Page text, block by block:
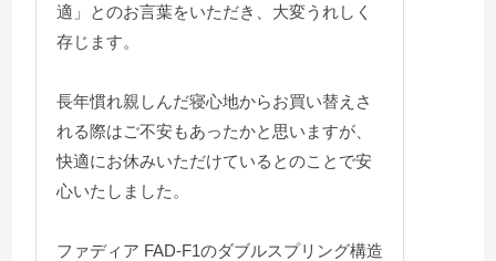
適」とのお言葉をいただき、大変うれしく
存じます。
長年慣れ親しんだ寝心地からお買い替えさ
れる際はご不安もあったかと思いますが、
快適にお休みいただけているとのことで安
心いたしました。
ファディア FAD-F1のダブルスプリング構造